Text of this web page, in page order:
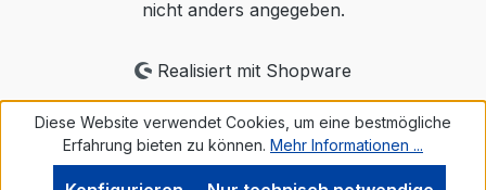
nicht anders angegeben.
Realisiert mit Shopware
Diese Website verwendet Cookies, um eine bestmögliche
Erfahrung bieten zu können. Mehr Informationen ...